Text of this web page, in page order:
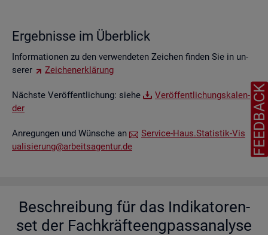
Er­geb­nis­se im Über­blick
In­for­ma­tio­nen zu den ver­wen­de­ten Zei­chen fin­den Sie in un­
se­rer
Zei­chen­er­klä­rung
Nächs­te Ver­öf­fent­li­chung: siehe
Ver­öf­fent­li­chungs­ka­len­
der
An­re­gun­gen und Wün­sche an
Ser­vice-Haus.​Statistik-​Vis​
uali​sier​ung@​arb​eits​agen​tur.​de
Be­schrei­bung für das In­di­ka­to­ren­
set der Fach­kräf­te­eng­pass­ana­ly­se
FEEDBACK